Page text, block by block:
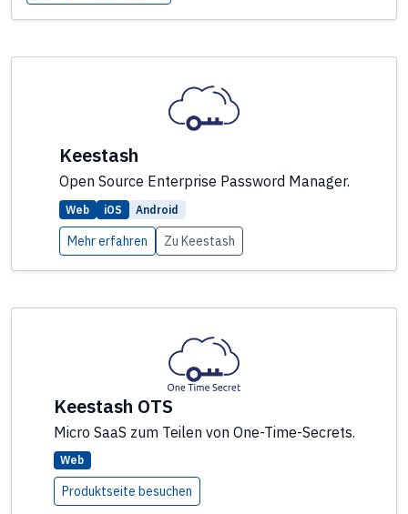
Keestash
Open Source Enterprise Password Manager.
Web iOS Android
Mehr erfahren Zu Keestash
Keestash OTS
Micro SaaS zum Teilen von One-Time-Secrets.
Web
Produktseite besuchen